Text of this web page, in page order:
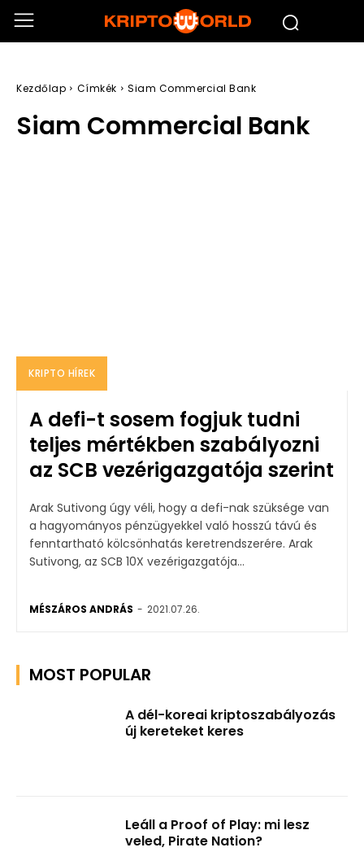
Kezdőlap Címkék Siam Commercial Bank
Siam Commercial Bank
KRIPTO HÍREK
A defi-t sosem fogjuk tudni
teljes mértékben szabályozni
az SCB vezérigazgatója szerint
Arak Sutivong úgy véli, hogy a defi-nak szüksége van
a hagyományos pénzügyekkel való hosszú távú és
fenntartható kölcsönhatás keretrendszerére. Arak
Sutivong, az SCB 10X vezérigazgatója...
MÉSZÁROS ANDRÁS - 2021.07.26.
MOST POPULAR
A dél-koreai kriptoszabályozás
új kereteket keres
Leáll a Proof of Play: mi lesz
veled, Pirate Nation?